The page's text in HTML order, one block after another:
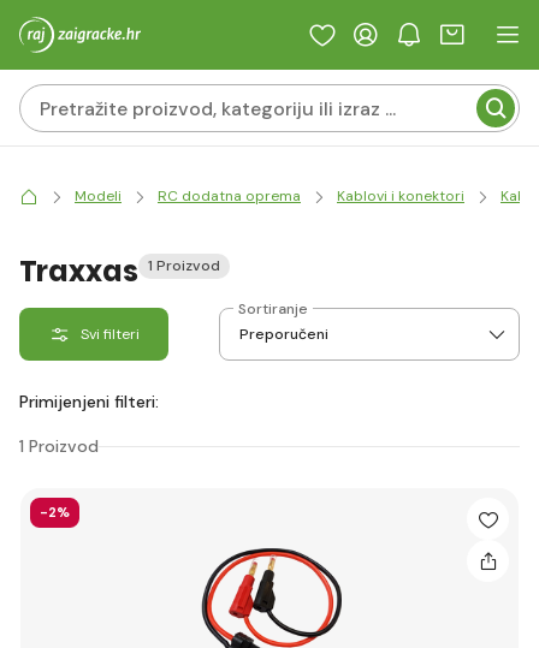
Modeli RC dodatna oprema Kablovi i konektori
Traxxas 1 Proizvod
Svi filteri
Sortiranje
Primijenjeni filteri:
1 Proizvod
-2%